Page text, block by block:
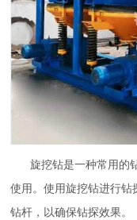
旋挖钻是一种常用的
使用。使用旋挖钻进行钻
钻杆，以确保钻探效果。